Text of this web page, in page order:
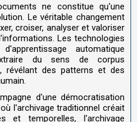
ne constitue qu'une
Le véritable changement
croiser, analyser et valoriser
Les technologies
automatique
du sens de corpus
révélant des patterns et des
d'une démocratisation
l'archivage traditionnel créait
et temporelles, l'archivage